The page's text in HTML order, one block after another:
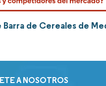
de Cereales de
A NOSOTROS